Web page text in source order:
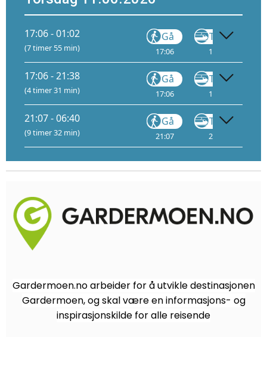
17:06 - 01:02
(7 timer 55 min)
Gå
17:06
Tog R60
17:11
17:06 - 21:38
(4 timer 31 min)
Gå
17:06
Tog R60
17:11
21:07 - 06:40
(9 timer 32 min)
Gå
21:07
Tog R60
21:12
Gardermoen.no arbeider for å utvikle destinasjonen
Gardermoen, og skal være en informasjons- og
inspirasjonskilde for alle reisende